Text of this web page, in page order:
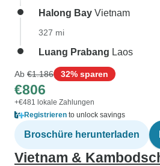
Halong Bay Vietnam
327 mi
Luang Prabang Laos
Ab €1.186 32% sparen
€806
+€481 lokale Zahlungen
Registrieren to unlock savings
Broschüre herunterladen
Vietnam &